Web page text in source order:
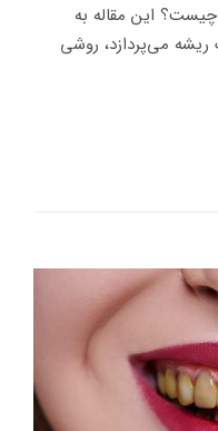
چیست؟ این مقاله به
ریشه می‌پردازد، روشی